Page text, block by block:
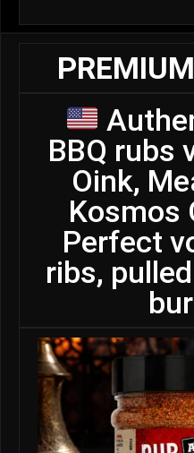
BBQ rubs
Oink,
Kosmos
Perfect
ribs,